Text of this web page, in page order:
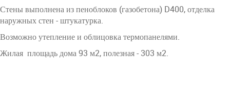
Стены выполнена из пеноблоков (газобетона) D400, отделка
наружных стен - штукатурка.
Возможно утепление и облицовка термопанелями.
Жилая площадь дома 93 м2, полезная - 303 м2.